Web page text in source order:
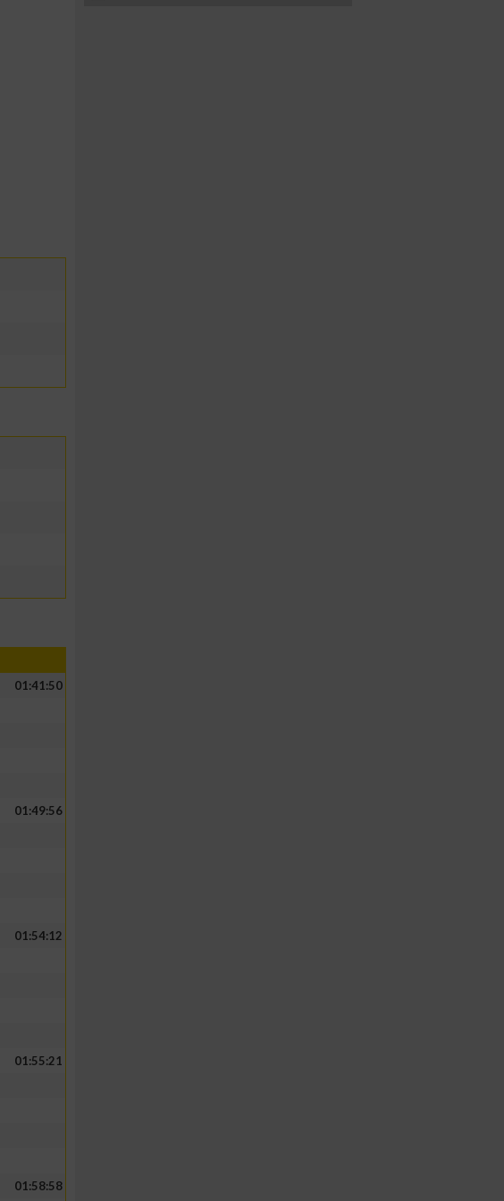
01:41:50
01:49:56
01:54:12
01:55:21
01:58:58